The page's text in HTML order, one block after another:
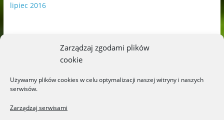
Zarządzaj zgodami plików
cookie
Używamy plików cookies w celu optymalizacji naszej witryny i naszych
serwisów.
Zarządzaj serwisami
lipiec 2016